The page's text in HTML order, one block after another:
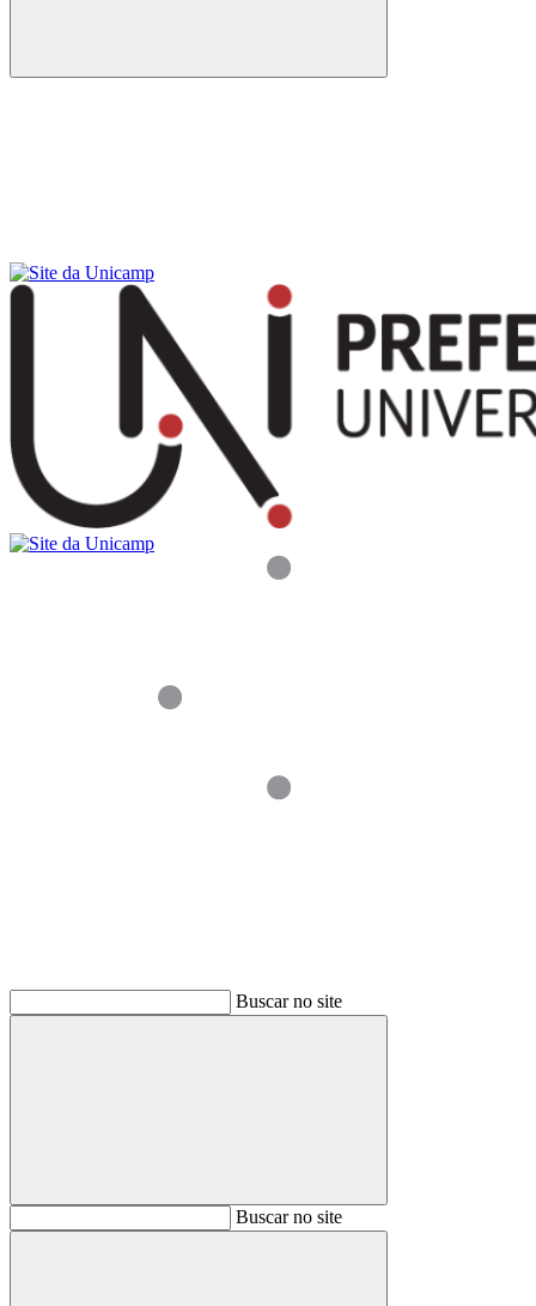
Buscar
Buscar no site
BuscarBuscar no site